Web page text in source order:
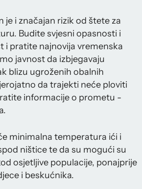
je i značajan rizik od štete za
Budite svjesni opasnosti i
i pratite najnovija vremenska
javnost da izbjegavaju
blizu ugroženih obalnih
da trajekti neće ploviti
informacije o prometu -
minimalna temperatura ići i
ništice te da su mogući su
osjetljive populacije, ponajprije
i beskućnika.